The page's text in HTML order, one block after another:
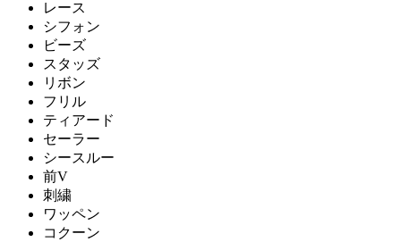
レース
シフォン
ビーズ
スタッズ
リボン
フリル
ティアード
セーラー
シースルー
前V
刺繍
ワッペン
コクーン